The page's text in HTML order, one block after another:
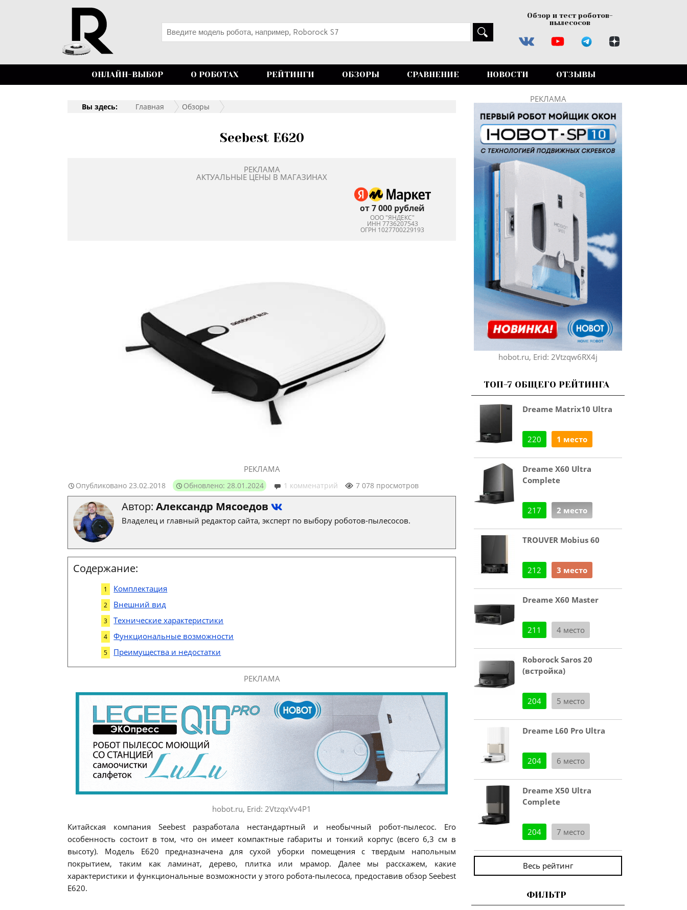
Обзор и тест роботов-
пылесосов
ОНЛАЙН-ВЫБОР О РОБОТАХ РЕЙТИНГИ ОБЗОРЫ СРАВНЕНИЕ НОВОСТИ ОТЗЫВЫ
Вы здесь: Главная Обзоры
Seebest Е620
РЕКЛАМА
АКТУАЛЬНЫЕ ЦЕНЫ В МАГАЗИНАХ
от 7 000 рублей
ООО "ЯНДЕКС"
ИНН 7736207543
ОГРН 1027700229193
РЕКЛАМА
Опубликовано 23.02.2018 Обновлено: 28.01.2024 1 комменатрий 7 078 просмотров
Автор: Александр Мясоедов
Владелец и главный редактор сайта, эксперт по выбору роботов-пылесосов.
Содержание:
Комплектация
Внешний вид
Технические характеристики
Функциональные возможности
Преимущества и недостатки
РЕКЛАМА
hobot.ru, Erid: 2VtzqxVv4P1
Китайская компания Seebest разработала нестандартный и необычный робот-пылесос. Его
особенность состоит в том, что он имеет компактные габариты и тонкий корпус (всего 6,3 см в
высоту). Модель E620 предназначена для сухой уборки помещения с твердым напольным
покрытием, таким как ламинат, дерево, плитка или мрамор. Далее мы расскажем, какие
характеристики и функциональные возможности у этого робота-пылесоса, предоставив обзор Seebest
E620.
РЕКЛАМА
hobot.ru, Erid: 2Vtzqw6RX4j
ТОП-7 ОБЩЕГО РЕЙТИНГА
Dreame Matrix10 Ultra
220 1 место
Dreame X60 Ultra
Complete
217 2 место
TROUVER Mobius 60
212 3 место
Dreame X60 Master
211 4 место
Roborock Saros 20
(встройка)
204 5 место
Dreame L60 Pro Ultra
204 6 место
Dreame X50 Ultra
Complete
204 7 место
Весь рейтинг
ФИЛЬТР